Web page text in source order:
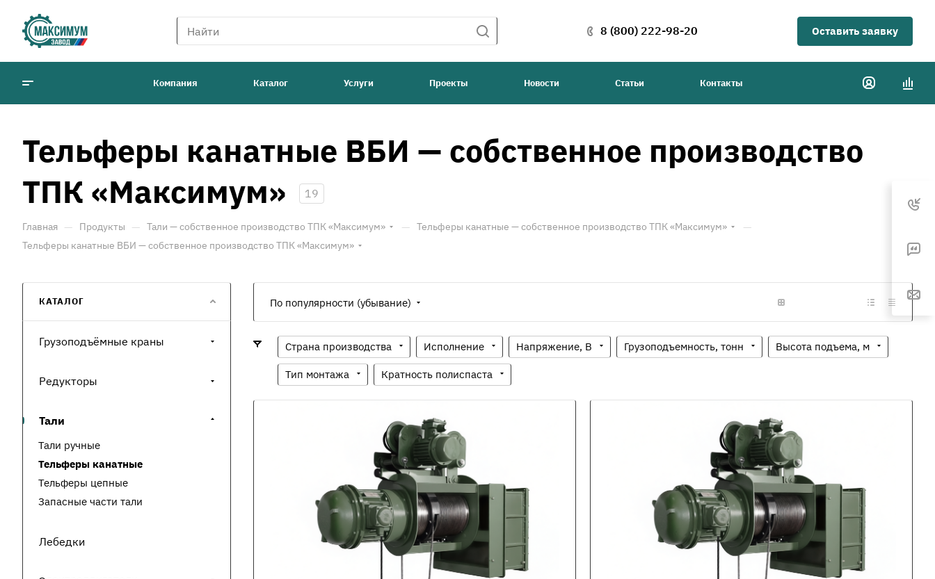
8 (800) 222-98-20 Оставить заявку
Компания Каталог Услуги Проекты Новости Статьи Контакты
Тельферы канатные ВБИ — собственное производство
ТПК «Максимум»
19
Главная — Продукты — Тали — собственное производство ТПК «Максимум» — Тельферы канатные — собственное производство ТПК «Максимум» —
Тельферы канатные ВБИ — собственное производство ТПК «Максимум»
По популярности (убывание)
Страна производства Исполнение Напряжение, В Грузоподъемность, тонн Высота подъема, м
Тип монтажа Кратность полиспаста
КАТАЛОГ
Грузоподъёмные краны
Редукторы
Тали
Тали ручные
Тельферы канатные
Тельферы цепные
Запасные части тали
Лебедки